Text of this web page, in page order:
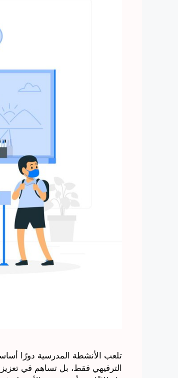
تلعب الأنشطة المدرسية دورًا
الترفيهي فقط، بل تساهم في تعزيز